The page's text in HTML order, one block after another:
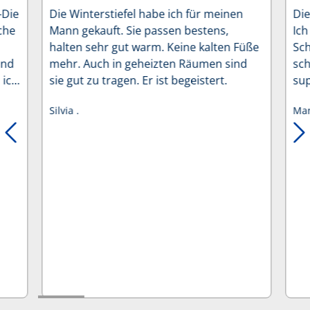
ich
Die Winterstiefel habe ich für meinen
Mann gekauft. Sie passen bestens,
halten sehr gut warm. Keine kalten Füße
mehr. Auch in geheizten Räumen sind
sie gut zu tragen. Er ist begeistert.
Silvia .